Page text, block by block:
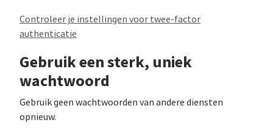
Controleer je instellingen voor twee-factor
authenticatie
Gebruik een sterk, uniek
wachtwoord
Gebruik geen wachtwoorden van andere diensten
opnieuw.